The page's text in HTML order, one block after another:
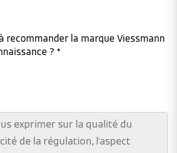
recommander la marque Viessmann
? *